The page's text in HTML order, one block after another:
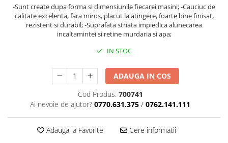
-Sunt create dupa forma si dimensiunile fiecarei masini; -Cauciuc de
calitate excelenta, fara miros, placut la atingere, foarte bine finisat,
rezistent si durabil; -Suprafata striata impiedica alunecarea
incaltamintei si retine murdaria si apa;
IN STOC
ADAUGA IN COS
Cod Produs: 700741
Ai nevoie de ajutor? 0770.631.375 / 0762.141.111
Adauga la Favorite Cere informatii